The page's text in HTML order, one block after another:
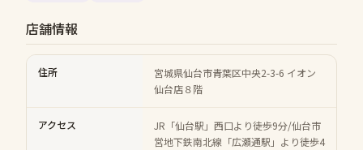
店舗情報
住所
宮城県仙台市青葉区中央2-3-6 イオン
仙台店８階
アクセス
JR「仙台駅」西口より徒歩9分/仙台市
営地下鉄南北線「広瀬通駅」より徒歩4